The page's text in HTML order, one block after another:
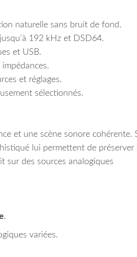
naturelle sans bruit de fond.
192 kHz et DSD64.
et USB.
et réglages.
sélectionnés.
et une scène sonore cohérente.
lui permettent de préserver
sur des sources analogiques
.
variées.